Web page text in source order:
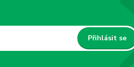
Přihlásit se